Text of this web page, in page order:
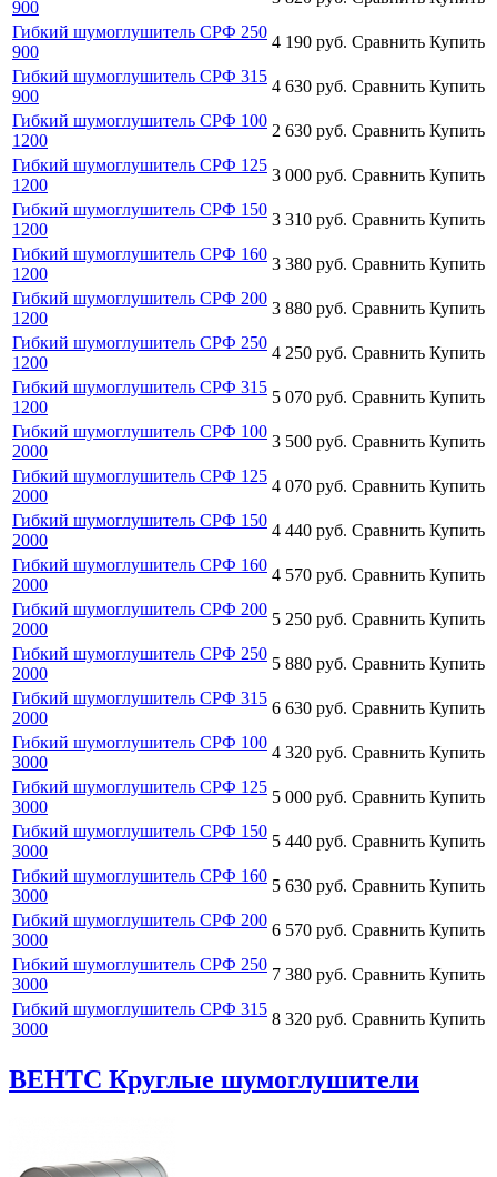
900
Гибкий шумоглушитель СРФ 250
900
4 190 руб. Сравнить Купить
Гибкий шумоглушитель СРФ 315
900
4 630 руб. Сравнить Купить
Гибкий шумоглушитель СРФ 100
1200
2 630 руб. Сравнить Купить
Гибкий шумоглушитель СРФ 125
1200
3 000 руб. Сравнить Купить
Гибкий шумоглушитель СРФ 150
1200
3 310 руб. Сравнить Купить
Гибкий шумоглушитель СРФ 160
1200
3 380 руб. Сравнить Купить
Гибкий шумоглушитель СРФ 200
1200
3 880 руб. Сравнить Купить
Гибкий шумоглушитель СРФ 250
1200
4 250 руб. Сравнить Купить
Гибкий шумоглушитель СРФ 315
1200
5 070 руб. Сравнить Купить
Гибкий шумоглушитель СРФ 100
2000
3 500 руб. Сравнить Купить
Гибкий шумоглушитель СРФ 125
2000
4 070 руб. Сравнить Купить
Гибкий шумоглушитель СРФ 150
2000
4 440 руб. Сравнить Купить
Гибкий шумоглушитель СРФ 160
2000
4 570 руб. Сравнить Купить
Гибкий шумоглушитель СРФ 200
2000
5 250 руб. Сравнить Купить
Гибкий шумоглушитель СРФ 250
2000
5 880 руб. Сравнить Купить
Гибкий шумоглушитель СРФ 315
2000
6 630 руб. Сравнить Купить
Гибкий шумоглушитель СРФ 100
3000
4 320 руб. Сравнить Купить
Гибкий шумоглушитель СРФ 125
3000
5 000 руб. Сравнить Купить
Гибкий шумоглушитель СРФ 150
3000
5 440 руб. Сравнить Купить
Гибкий шумоглушитель СРФ 160
3000
5 630 руб. Сравнить Купить
Гибкий шумоглушитель СРФ 200
3000
6 570 руб. Сравнить Купить
Гибкий шумоглушитель СРФ 250
3000
7 380 руб. Сравнить Купить
Гибкий шумоглушитель СРФ 315
3000
8 320 руб. Сравнить Купить
ВЕНТС Круглые шумоглушители